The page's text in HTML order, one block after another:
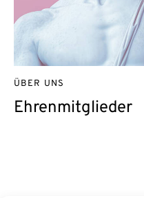
Ehrenmitglieder
ÜBER UNS